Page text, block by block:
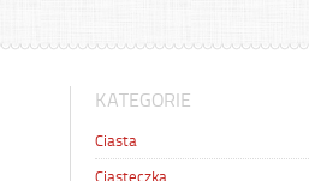
KATEGORIE
Ciasta
Ciasteczka